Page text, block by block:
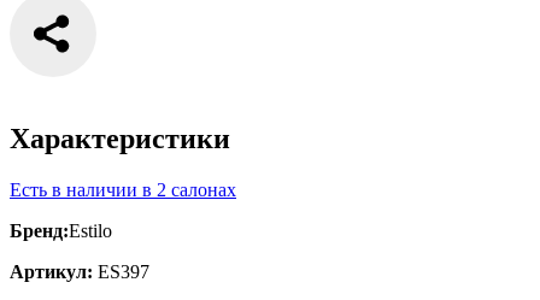
Характеристики
Есть в наличии в 2 салонах
Бренд:Estilo
Артикул: ES397